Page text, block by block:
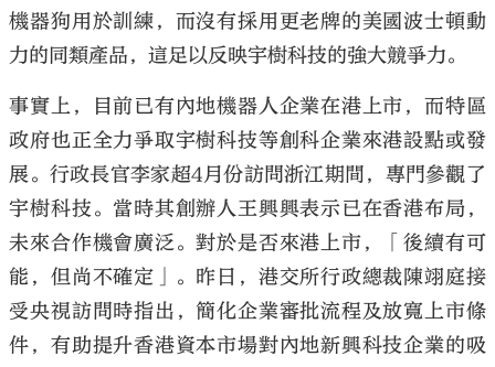
機器狗用於訓練，而沒有採用更老牌的美國波士頓動
力的同類產品，這足以反映宇樹科技的強大競爭力。
事實上，目前已有內地機器人企業在港上市，而特區
政府也正全力爭取宇樹科技等創科企業來港設點或發
展。行政長官李家超4月份訪問浙江期間，專門參觀了
宇樹科技。當時其創辦人王興興表示已在香港布局，
未來合作機會廣泛。對於是否來港上市，「後續有可
能，但尚不確定」。昨日，港交所行政總裁陳翊庭接
受央視訪問時指出，簡化企業審批流程及放寬上市條
件，有助提升香港資本市場對內地新興科技企業的吸